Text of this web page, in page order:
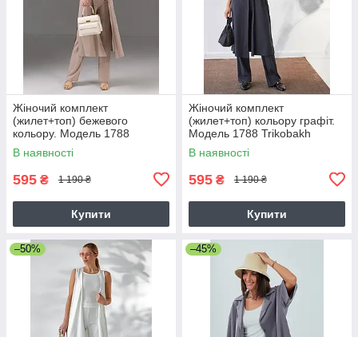
Жіночий комплект
(жилет+топ) бежевого
кольору. Модель 1788
Trikobakh
В наявності
595 ₴ 1 190 ₴
Купити
Жіночий комплект
(жилет+топ) кольору графіт.
Модель 1788 Trikobakh
В наявності
595 ₴ 1 190 ₴
Купити
–50% –45%